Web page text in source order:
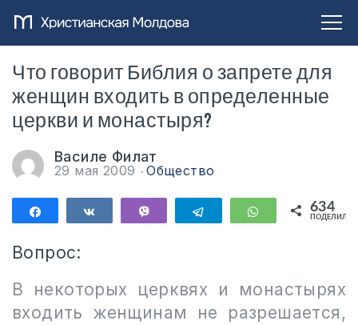
Что говорит Библия о запрете для
женщин входить в определенные
церкви и монастыря?
Василе Филат
29 мая 2009 Общество
ПоделитьсяПоделиться Telegram WhatsApp
634
Вопрос:
В некоторых церквях и монастырях
входить женщинам не разрешается,